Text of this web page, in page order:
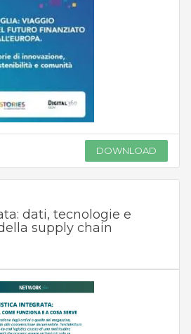
DOWNLOAD
dati, tecnologie e
supply chain